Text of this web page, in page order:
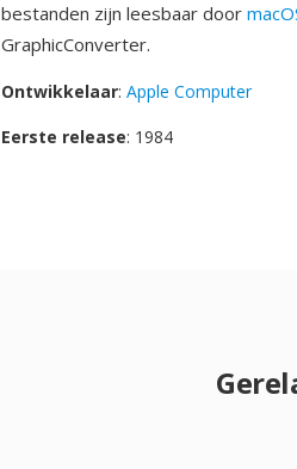
bestanden zijn leesbaar door
GraphicConverter.
Ontwikkelaar: Apple Computer
Eerste release: 1984